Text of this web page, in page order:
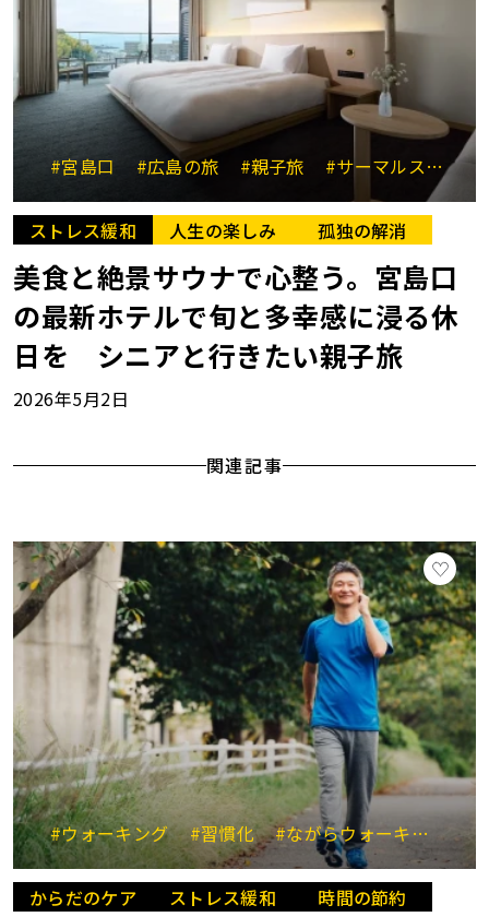
#宮島口 #広島の旅 #親子旅 #サーマルスプリング
ストレス緩和 人生の楽しみ 孤独の解消
美食と絶景サウナで心整う。宮島口
の最新ホテルで旬と多幸感に浸る休
日を シニアと行きたい親子旅
2026年5月2日
関連記事
#ウォーキング #習慣化 #ながらウォーキング #
からだのケア ストレス緩和 時間の節約